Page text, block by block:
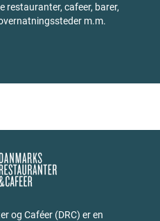
restauranter, cafeer, barer,
m.m.
og Caféer (DRC) er en